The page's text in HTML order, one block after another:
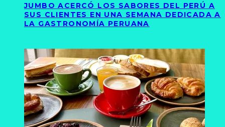
JUMBO ACERCÓ LOS SABORES DEL PERÚ A
SUS CLIENTES EN UNA SEMANA DEDICADA A
LA GASTRONOMÍA PERUANA